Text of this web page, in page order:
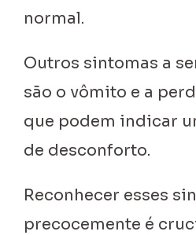
normal.
Outros sintomas a
são o vômito e a
que podem indicar
de desconforto.
Reconhecer esses
precocemente é